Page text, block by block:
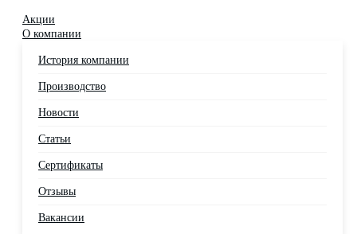
Акции
О компании
История компании
Производство
Новости
Статьи
Сертификаты
Отзывы
Вакансии